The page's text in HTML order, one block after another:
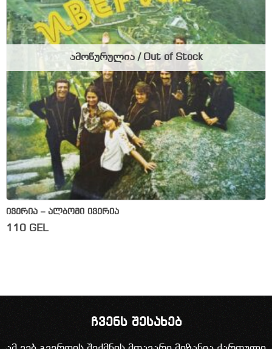
ივერია – ალბომი ივერია
110 GEL
ამოწურულია / Out of Stock
ჩვენს შესახებ